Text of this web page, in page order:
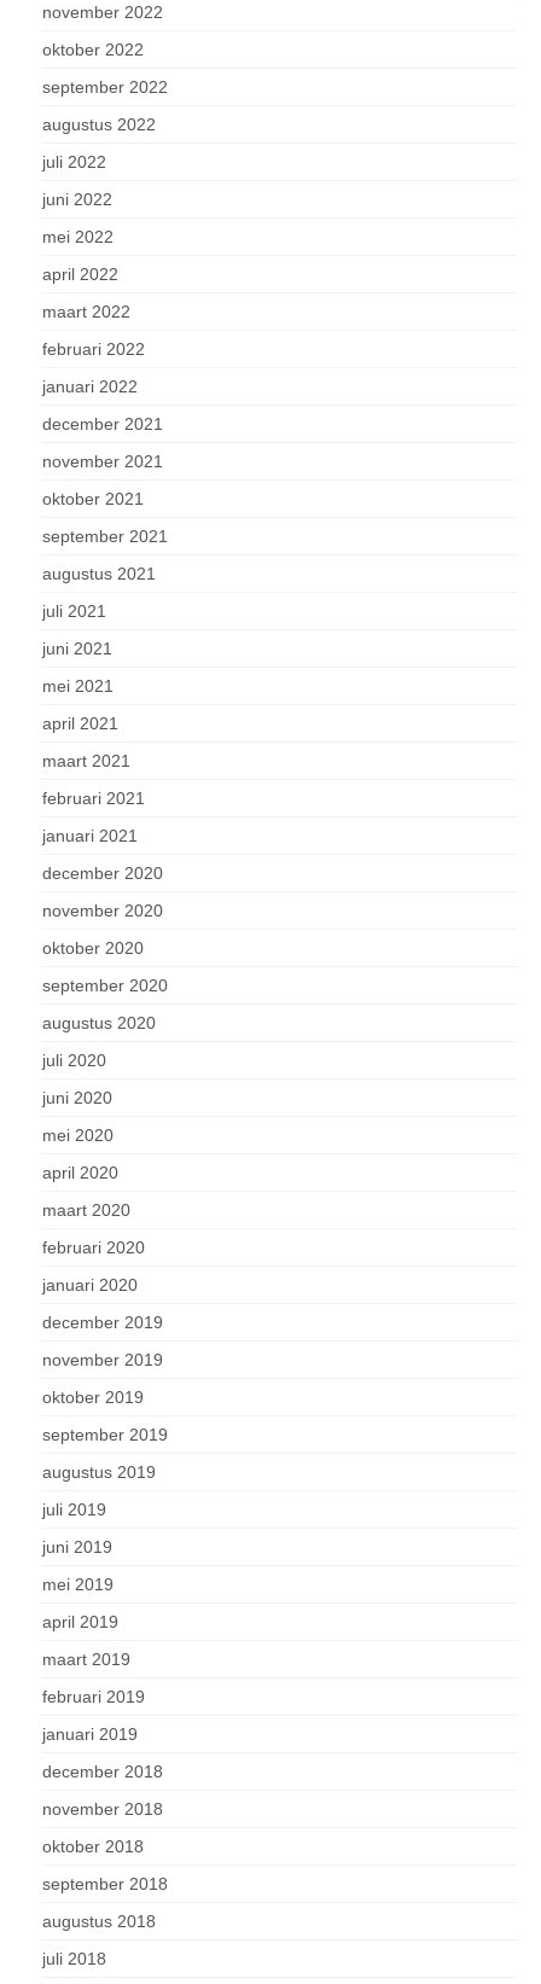
november 2022
oktober 2022
september 2022
augustus 2022
juli 2022
juni 2022
mei 2022
april 2022
maart 2022
februari 2022
januari 2022
december 2021
november 2021
oktober 2021
september 2021
augustus 2021
juli 2021
juni 2021
mei 2021
april 2021
maart 2021
februari 2021
januari 2021
december 2020
november 2020
oktober 2020
september 2020
augustus 2020
juli 2020
juni 2020
mei 2020
april 2020
maart 2020
februari 2020
januari 2020
december 2019
november 2019
oktober 2019
september 2019
augustus 2019
juli 2019
juni 2019
mei 2019
april 2019
maart 2019
februari 2019
januari 2019
december 2018
november 2018
oktober 2018
september 2018
augustus 2018
juli 2018